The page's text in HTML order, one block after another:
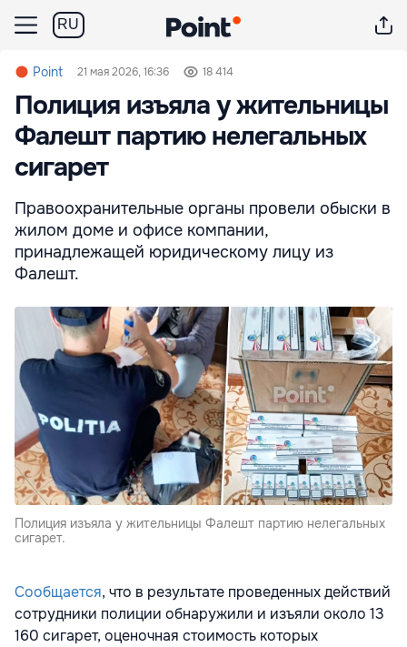
RU
Point 21 мая 2026, 16:36 18 414
Полиция изъяла у жительницы
Фалешт партию нелегальных
сигарет
Правоохранительные органы провели обыски в
жилом доме и офисе компании,
принадлежащей юридическому лицу из
Фалешт.
Полиция изъяла у жительницы Фалешт партию нелегальных
сигарет.
Сообщается, что в результате проведенных действий
сотрудники полиции обнаружили и изъяли около 13
160 сигарет, оценочная стоимость которых